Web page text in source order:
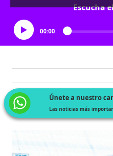
Escucha
00:00
Únete a nuestro
Las noticias más